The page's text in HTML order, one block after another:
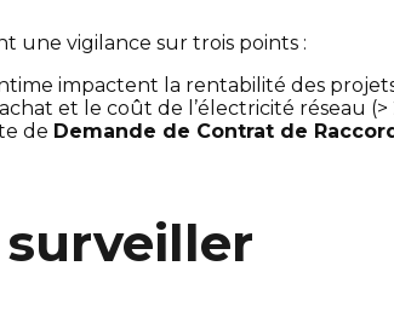
une vigilance sur trois points :
impactent la rentabilité des projets
et le coût de l’électricité réseau
de Demande de Contrat de